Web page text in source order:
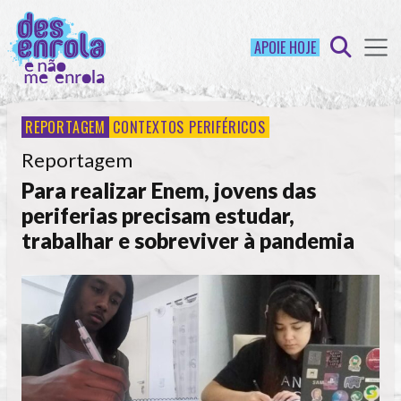
APOIE HOJE
REPORTAGEM CONTEXTOS PERIFÉRICOS
Reportagem
Para realizar Enem, jovens das
periferias precisam estudar,
trabalhar e sobreviver à pandemia